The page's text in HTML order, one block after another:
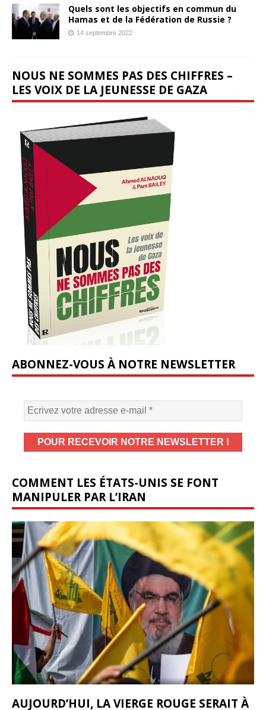
Quels sont les objectifs en commun du
Hamas et de la Fédération de Russie ?
14 septembre 2022
NOUS NE SOMMES PAS DES CHIFFRES –
LES VOIX DE LA JEUNESSE DE GAZA
ABONNEZ-VOUS À NOTRE NEWSLETTER
COMMENT LES ÉTATS-UNIS SE FONT
MANIPULER PAR L’IRAN
AUJOURD’HUI, LA VIERGE ROUGE SERAIT À